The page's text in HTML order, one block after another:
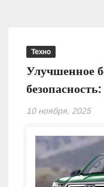
Техно
Улучшенное
10 ноября, 2025